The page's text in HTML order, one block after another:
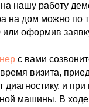
нашу работу
на дом можно по
или оформив
с вами
визита,
диагностику, и
машины. В ходе